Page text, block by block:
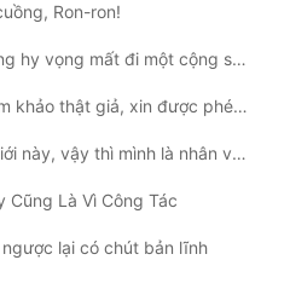
Ron-ron!
Chương 76: Ta cũng không hy vọng mất đi một cộng sự tiềm năng
Chương 77: Màn kịch giám khảo thật giả, xin được phép bắt đầu!
Chương 78: Đã đến thế giới này, vậy thì mình là nhân vật chính!
Cũng Là Vì Công Tác
lại có chút bản lĩnh